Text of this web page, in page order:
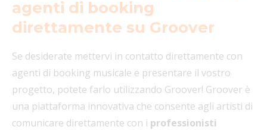
agenti di booking
direttamente su Groover
Se desiderate mettervi in contatto direttamente con
agenti di booking musicale e presentare il vostro
progetto, potete farlo utilizzando Groover! Groover è
una piattaforma innovativa che consente agli artisti di
comunicare direttamente con i professionisti